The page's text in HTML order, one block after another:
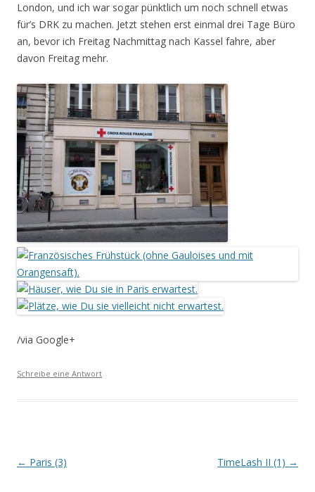
London, und ich war sogar pünktlich um noch schnell etwas
für’s DRK zu machen. Jetzt stehen erst einmal drei Tage Büro
an, bevor ich Freitag Nachmittag nach Kassel fahre, aber
davon Freitag mehr.
/via Google+
Schreibe eine Antwort
Beitrags-
← Paris (3) TimeLash II (1) →